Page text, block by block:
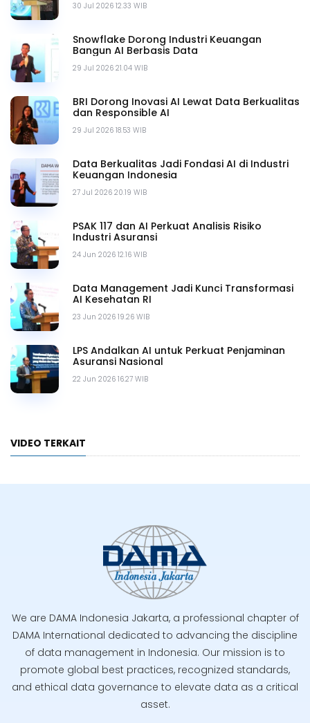
30 Jul 2026 12.33 WIB
29 Jul 2026 21.04 WIB
Snowflake Dorong Industri Keuangan
Bangun AI Berbasis Data
29 Jul 2026 18.53 WIB
BRI Dorong Inovasi AI Lewat Data Berkualitas
dan Responsible AI
27 Jul 2026 20.19 WIB
Data Berkualitas Jadi Fondasi AI di Industri
Keuangan Indonesia
24 Jun 2026 12.16 WIB
PSAK 117 dan AI Perkuat Analisis Risiko
Industri Asuransi
23 Jun 2026 19.26 WIB
Data Management Jadi Kunci Transformasi
AI Kesehatan RI
22 Jun 2026 16.27 WIB
LPS Andalkan AI untuk Perkuat Penjaminan
Asuransi Nasional
VIDEO TERKAIT
We are DAMA Indonesia Jakarta, a professional chapter of
DAMA International dedicated to advancing the discipline
of data management in Indonesia. Our mission is to
promote global best practices, recognized standards,
and ethical data governance to elevate data as a critical
asset.